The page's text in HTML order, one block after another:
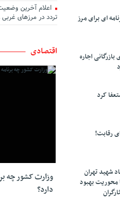
ای برای مرز
اجاره
کرد
رقابت!
شهید تهران
محوریت بهبود
اعلام آخرین
تردد در مرزهای
اقتصادی
وزارت کشور چه
دارد؟